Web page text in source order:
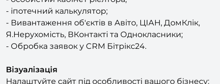
- Вивантаження об'єктів в Авіто, ЦІАН, ДомКлік,
Я.Нерухомість, ВКонтакті та Однокласники;
- Обробка заявок у CRM Бітрікс24.
Візуалізація
Налаштуйте сайт під особливості вашого бізнесу:
- Брендування: легко підберіть колір, додайте свій